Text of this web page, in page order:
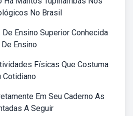
No Brasil
Ensino Superior Conhecida
Ensino
Físicas Que Costuma
Cotidiano
Em Seu Caderno As
A Seguir